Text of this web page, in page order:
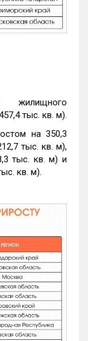
жилищного
тыс. кв. м).
на 350,3
тыс. кв. м),
тыс. кв. м) и
кв. м).